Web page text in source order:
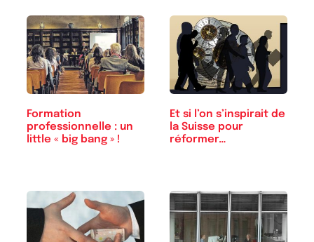
Formation
professionnelle : un
little « big bang » !
Et si l’on s’inspirait de
la Suisse pour
réformer…